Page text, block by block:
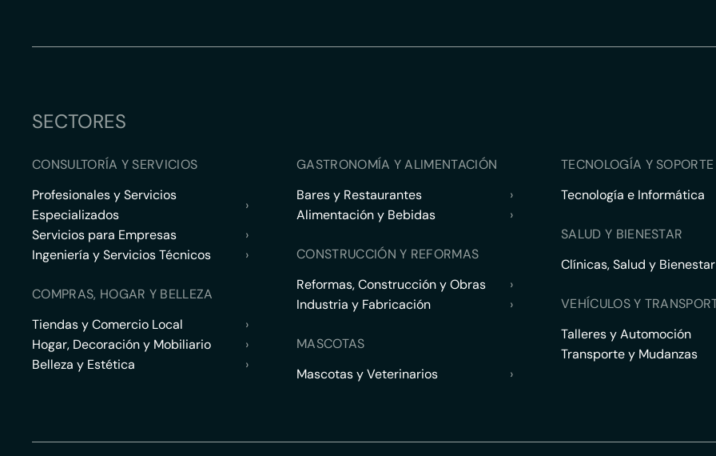
SECTORES
CONSULTORÍA Y SERVICIOS
Profesionales y Servicios
Especializados
›
Servicios para Empresas
›
Ingeniería y Servicios Técnicos
›
COMPRAS, HOGAR Y BELLEZA
Tiendas y Comercio Local
›
Hogar, Decoración y Mobiliario
›
Belleza y Estética
›
GASTRONOMÍA Y ALIMENTACIÓN
Bares y Restaurantes
›
Alimentación y Bebidas
›
CONSTRUCCIÓN Y REFORMAS
Reformas, Construcción y Obras
›
Industria y Fabricación
›
MASCOTAS
Mascotas y Veterinarios
›
TECNOLOGÍA Y
Tecnología e Informática
SALUD Y BIENESTAR
Clínicas, Salud y Bienestar
VEHÍCULOS Y
Talleres y Automoción
Transporte y Mudanzas